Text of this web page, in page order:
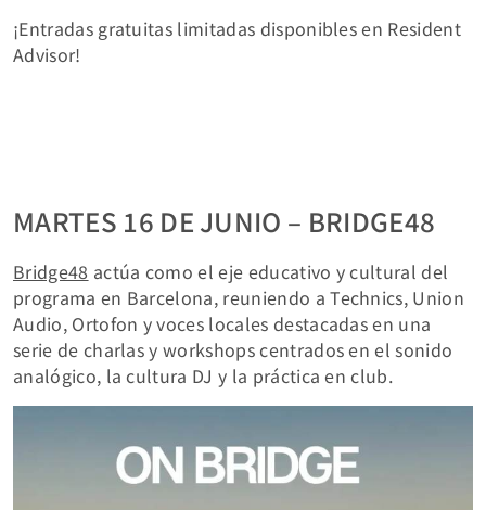
¡Entradas gratuitas limitadas disponibles en Resident
Advisor!
MARTES 16 DE JUNIO – BRIDGE48
Bridge48 actúa como el eje educativo y cultural del
programa en Barcelona, reuniendo a Technics, Union
Audio, Ortofon y voces locales destacadas en una
serie de charlas y workshops centrados en el sonido
analógico, la cultura DJ y la práctica en club.